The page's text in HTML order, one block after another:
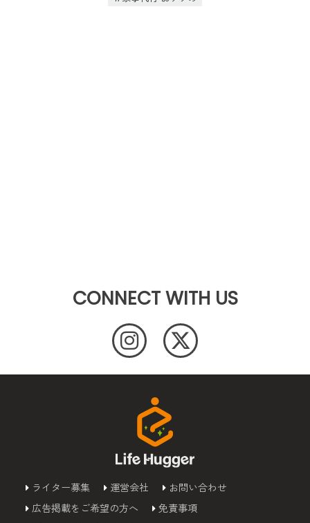
CONNECT WITH US
ライター募集 運営会社
お問い合わせ
広告掲載をご希望の方へ
免責事項